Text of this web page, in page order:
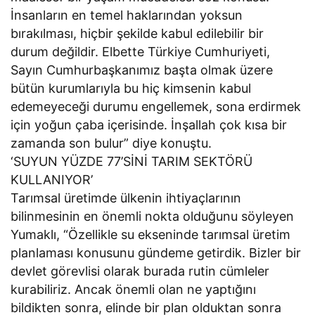
İnsanların en temel haklarından yoksun
bırakılması, hiçbir şekilde kabul edilebilir bir
durum değildir. Elbette Türkiye Cumhuriyeti,
Sayın Cumhurbaşkanımız başta olmak üzere
bütün kurumlarıyla bu hiç kimsenin kabul
edemeyeceği durumu engellemek, sona erdirmek
için yoğun çaba içerisinde. İnşallah çok kısa bir
zamanda son bulur” diye konuştu.
‘SUYUN YÜZDE 77’SİNİ TARIM SEKTÖRÜ
KULLANIYOR’
Tarımsal üretimde ülkenin ihtiyaçlarının
bilinmesinin en önemli nokta olduğunu söyleyen
Yumaklı, “Özellikle su ekseninde tarımsal üretim
planlaması konusunu gündeme getirdik. Bizler bir
devlet görevlisi olarak burada rutin cümleler
kurabiliriz. Ancak önemli olan ne yaptığını
bildikten sonra, elinde bir plan olduktan sonra